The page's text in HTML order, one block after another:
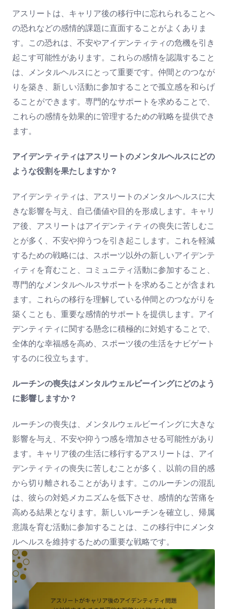
アスリートは、キャリア後の移行中に忘れられることへ
の恐れなどの感情的課題に直面することがよくありま
す。この恐れは、不安やアイデンティティの危機を引き
起こす可能性があります。これらの感情を認識すること
は、メンタルヘルスにとって重要です。仲間とのつなが
りを築き、新しい活動に参加することで孤立感を和らげ
ることができます。専門的なサポートを求めることで、
これらの感情を効果的に管理するための戦略を提供でき
ます。
アイデンティティはアスリートのメンタルヘルスにどの
ような役割を果たしますか？
アイデンティティは、アスリートのメンタルヘルスに大
きな影響を与え、自己価値や目的を形成します。キャリ
ア後、アスリートはアイデンティティの喪失に苦しむこ
とが多く、不安や抑うつを引き起こします。これを軽減
するための戦略には、スポーツ以外の新しいアイデンテ
ィティを育むこと、コミュニティ活動に参加すること、
専門的なメンタルヘルスサポートを求めることが含まれ
ます。これらの移行を理解している仲間とのつながりを
築くことも、重要な感情的サポートを提供します。アイ
デンティティに関する懸念に積極的に対処することで、
全体的な幸福感を高め、スポーツ後の生活をナビゲート
するのに役立ちます。
ルーチンの喪失はメンタルウェルビーイングにどのよう
に影響しますか？
ルーチンの喪失は、メンタルウェルビーイングに大きな
影響を与え、不安や抑うつ感を増加させる可能性があり
ます。キャリア後の生活に移行するアスリートは、アイ
デンティティの喪失に苦しむことが多く、以前の目的感
から切り離されることがあります。このルーチンの混乱
は、彼らの対処メカニズムを低下させ、感情的な苦痛を
高める結果となります。新しいルーチンを確立し、帰属
意識を育む活動に参加することは、この移行中にメンタ
ルヘルスを維持するための重要な戦略です。